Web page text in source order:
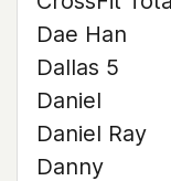
Dae Han
Dallas 5
Daniel
Daniel Ray
Danny